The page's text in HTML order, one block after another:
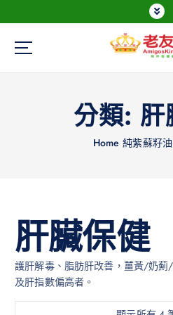
Everything is
分類: 肝
Home 純紫蘇籽
肝臟保健
護肝解毒、脂肪肝改善，薑黃/奶
及肝指數偏高者。